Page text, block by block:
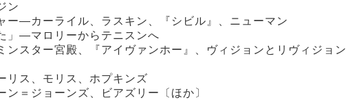
ン
ー―カーライル、ラスキン、『シビル』、ニューマン
」―マロリーからテニスンへ
スター宮殿、『アイヴァンホー』、ヴィジョンとリヴィジョン
リス、モリス、ホプキンズ
＝ジョーンズ、ビアズリー〔ほか〕